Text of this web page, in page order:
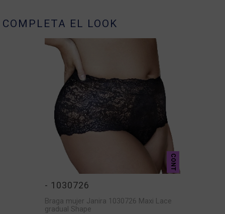
COMPLETA EL LOOK
CONT
- 1030726
Braga mujer Janira 1030726 Maxi Lace
gradual Shape